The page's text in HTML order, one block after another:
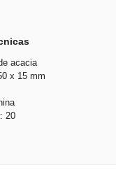
acacia
x 15 mm
20